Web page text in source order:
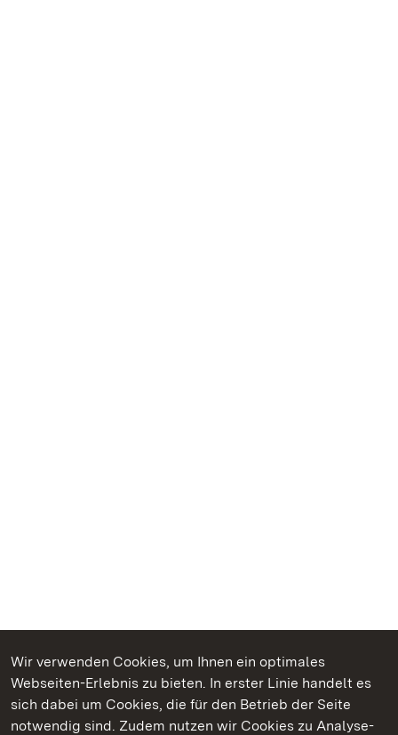
Wir verwenden Cookies, um Ihnen ein optimales
Webseiten-Erlebnis zu bieten. In erster Linie handelt es
sich dabei um Cookies, die für den Betrieb der Seite
notwendig sind. Zudem nutzen wir Cookies zu Analyse-
Kommen. Staunen. Genießen.